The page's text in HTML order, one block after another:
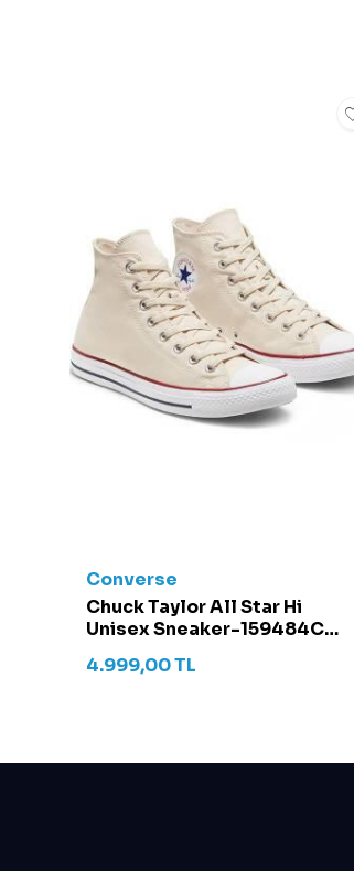
Converse
Chuck Taylor All Star Hi
Unisex Sneaker-159484C
4.999,00TL